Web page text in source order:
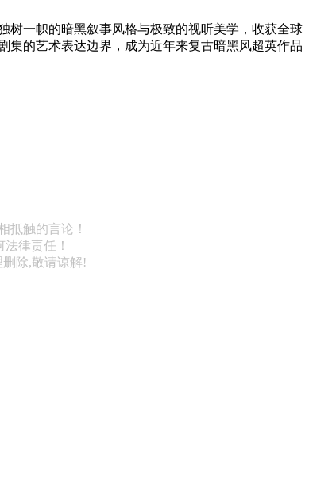
树一帜的暗黑叙事风格与极致的视听美学，收获全球
集的艺术表达边界，成为近年来复古暗黑风超英作品
抵触的言论！
律责任！
删除,敬请谅解!